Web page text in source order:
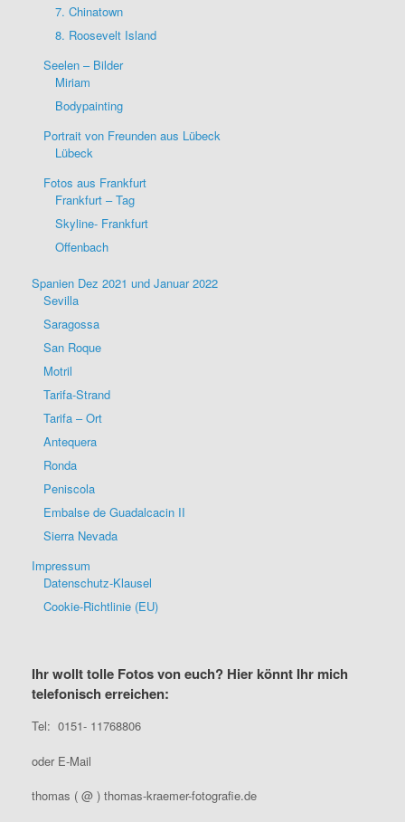
7. Chinatown
8. Roosevelt Island
Seelen – Bilder
Miriam
Bodypainting
Portrait von Freunden aus Lübeck
Lübeck
Fotos aus Frankfurt
Frankfurt – Tag
Skyline- Frankfurt
Offenbach
Spanien Dez 2021 und Januar 2022
Sevilla
Saragossa
San Roque
Motril
Tarifa-Strand
Tarifa – Ort
Antequera
Ronda
Peniscola
Embalse de Guadalcacin II
Sierra Nevada
Impressum
Datenschutz-Klausel
Cookie-Richtlinie (EU)
Ihr wollt tolle Fotos von euch? Hier könnt Ihr mich
telefonisch erreichen:
Tel: 0151- 11768806
oder E-Mail
thomas ( @ ) thomas-kraemer-fotografie.de